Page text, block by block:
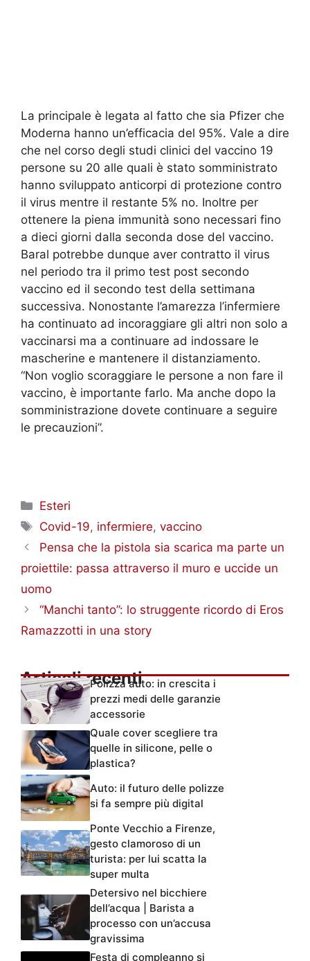
La principale è legata al fatto che sia Pfizer che
Moderna hanno un’efficacia del 95%. Vale a dire
che nel corso degli studi clinici del vaccino 19
persone su 20 alle quali è stato somministrato
hanno sviluppato anticorpi di protezione contro
il virus mentre il restante 5% no. Inoltre per
ottenere la piena immunità sono necessari fino
a dieci giorni dalla seconda dose del vaccino.
Baral potrebbe dunque aver contratto il virus
nel periodo tra il primo test post secondo
vaccino ed il secondo test della settimana
successiva. Nonostante l’amarezza l’infermiere
ha continuato ad incoraggiare gli altri non solo a
vaccinarsi ma a continuare ad indossare le
mascherine e mantenere il distanziamento.
“Non voglio scoraggiare le persone a non fare il
vaccino, è importante farlo. Ma anche dopo la
somministrazione dovete continuare a seguire
le precauzioni”.
Categorie
Esteri
Tag
Covid-19, infermiere,vaccino
Pensa che la pistola sia scarica ma parte un
proiettile: passa attraverso il muro e uccide un
uomo
“Manchi tanto”: lo struggente ricordo di Eros
Ramazzotti in una story
Articoli recentiPolizza auto: in crescita i
prezzi medi delle garanzie
accessorie
Quale cover scegliere tra
quelle in silicone, pelle o
plastica?
Auto: il futuro delle polizze
si fa sempre più digital
Ponte Vecchio a Firenze,
gesto clamoroso di un
turista: per lui scatta la
super multa
Detersivo nel bicchiere
dell’acqua | Barista a
processo con un’accusa
gravissima
Festa di compleanno si